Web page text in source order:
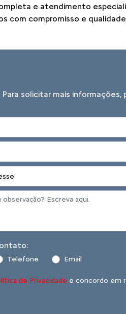
e atendimento
com compromisso e
Para solicitar mais
Telefone Email
de Privacidade e concordo em